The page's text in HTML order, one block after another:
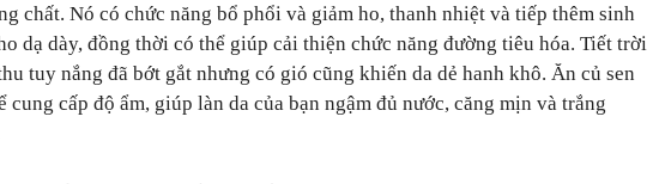
chất. Nó có chức năng bổ phổi và giảm ho, thanh nhiệt và tiếp thêm sinh
dạ dày, đồng thời có thể giúp cải thiện chức năng đường tiêu hóa. Tiết trời
tuy nắng đã bớt gắt nhưng có gió cũng khiến da dẻ hanh khô. Ăn củ sen
cung cấp độ ẩm, giúp làn da của bạn ngậm đủ nước, căng mịn và trắng